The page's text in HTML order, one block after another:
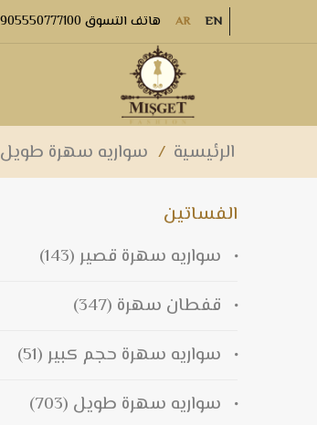
AR EN هاتف التسوق 00905550777100
الرئيسية / سواريه سهرة طويل
الفساتين
سواريه سهرة قصير (143)
قفطان سهرة (347)
سواريه سهرة حجم كبير (51)
سواريه سهرة طويل (703)